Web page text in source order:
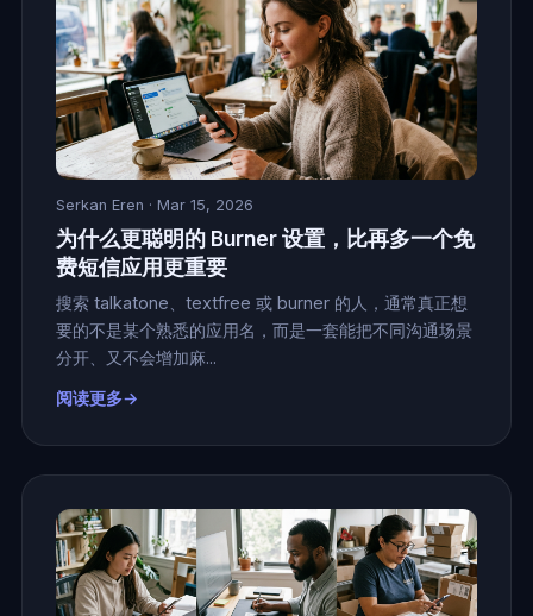
Serkan Eren · Mar 15, 2026
为什么更聪明的 Burner 设置，比再多一个免
费短信应用更重要
搜索 talkatone、textfree 或 burner 的人，通常真正想
要的不是某个熟悉的应用名，而是一套能把不同沟通场景
分开、又不会增加麻...
阅读更多→